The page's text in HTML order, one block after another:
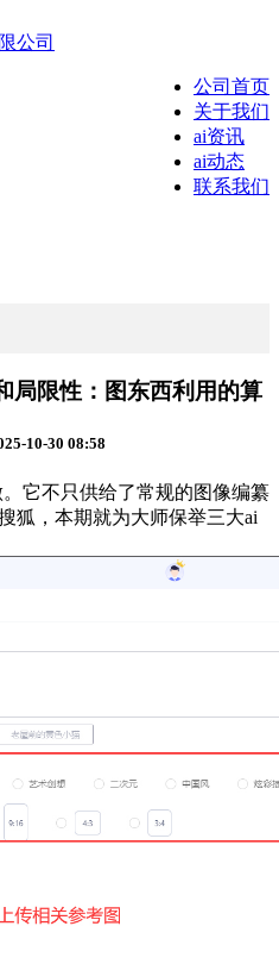
公司首页
关于我们
ai资讯
ai动态
联系我们
局限性：图东西利用的算
10-30 08:58
不只供给了常规的图像编纂
狐，本期就为大师保举三大ai